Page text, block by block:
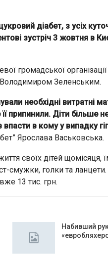
діабет, з усіх
зустріч 3 жовтня в
громадської
Володимиром Зеленським.
необхідні витратні
припинили. Діти більше
в кому у випадку
Ярослава Васьковська.
своїх дітей щомісяця,
смужки, голки та
13 тис. грн.
Набивший